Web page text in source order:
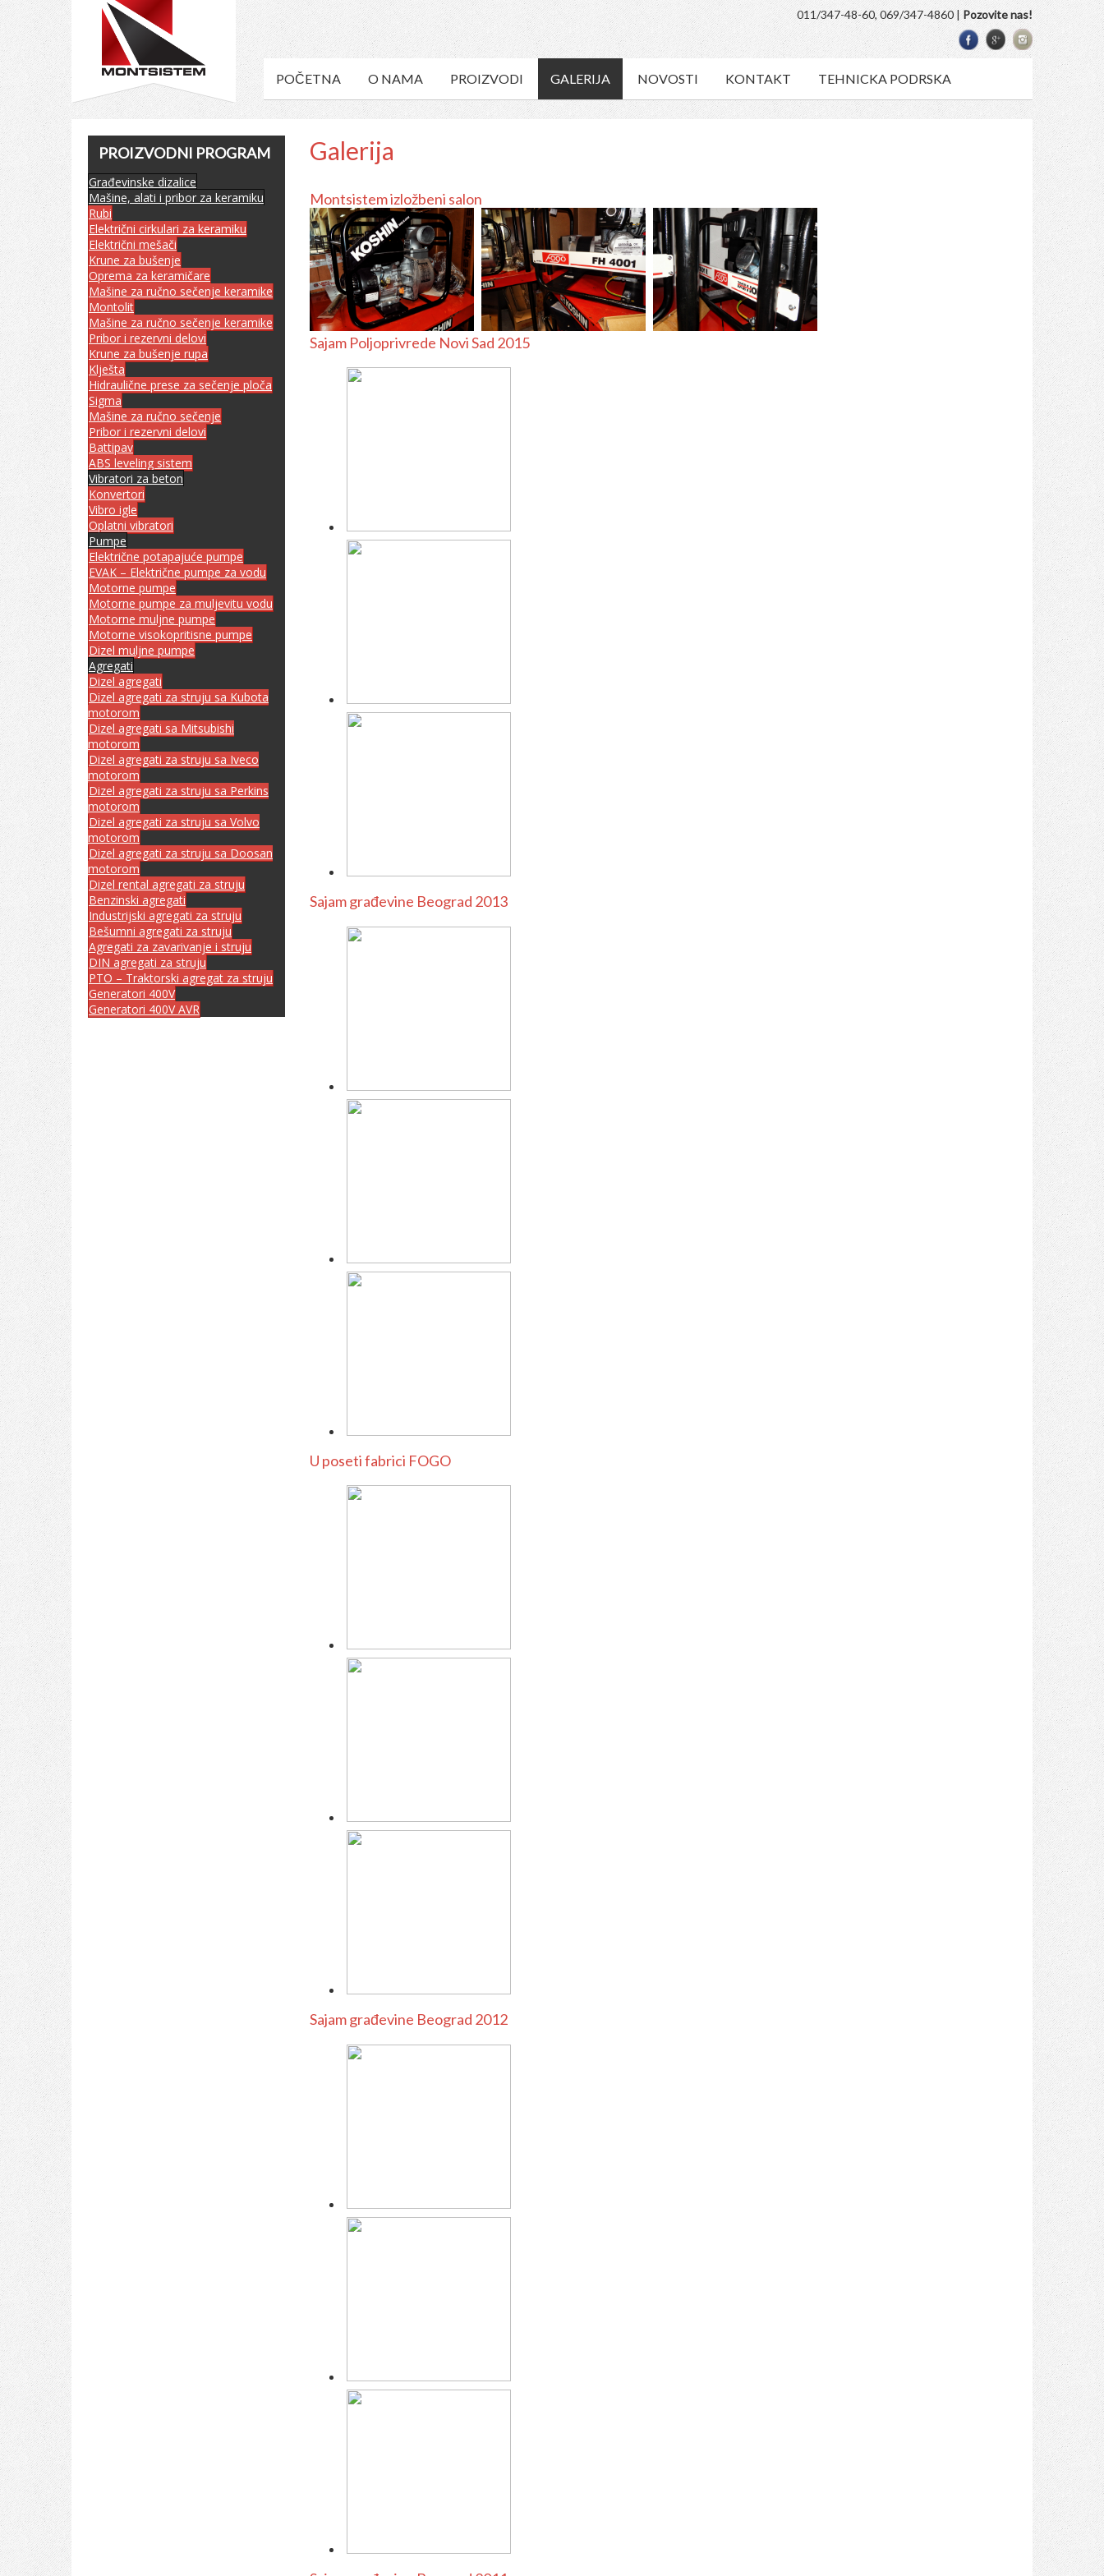
011/347-48-60, 069/347-4860 | Pozovite nas!
POČETNA O NAMA PROIZVODI GALERIJA NOVOSTI KONTAKT TEHNICKA PODRSKA
PROIZVODNI PROGRAM
Građevinske dizalice
Mašine, alati i pribor za keramiku
Rubi
Električni cirkulari za keramiku
Električni mešači
Krune za bušenje
Oprema za keramičare
Mašine za ručno sečenje keramike
Montolit
Mašine za ručno sečenje keramike
Pribor i rezervni delovi
Krune za bušenje rupa
Klješta
Hidraulične prese za sečenje ploča
Sigma
Mašine za ručno sečenje
Pribor i rezervni delovi
Battipav
ABS leveling sistem
Vibratori za beton
Konvertori
Vibro igle
Oplatni vibratori
Pumpe
Električne potapajuće pumpe
EVAK – Električne pumpe za vodu
Motorne pumpe
Motorne pumpe za muljevitu vodu
Motorne muljne pumpe
Motorne visokopritisne pumpe
Dizel muljne pumpe
Agregati
Dizel agregati
Dizel agregati za struju sa Kubota
motorom
Dizel agregati sa Mitsubishi
motorom
Dizel agregati za struju sa Iveco
motorom
Dizel agregati za struju sa Perkins
motorom
Dizel agregati za struju sa Volvo
motorom
Dizel agregati za struju sa Doosan
motorom
Dizel rental agregati za struju
Benzinski agregati
Industrijski agregati za struju
Bešumni agregati za struju
Agregati za zavarivanje i struju
DIN agregati za struju
PTO – Traktorski agregat za struju
Generatori 400V
Generatori 400V AVR
Galerija
Montsistem izložbeni salon
Sajam Poljoprivrede Novi Sad 2015
Sajam građevine Beograd 2013
U poseti fabrici FOGO
Sajam građevine Beograd 2012